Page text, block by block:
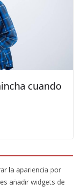
cuando
la apariencia por
añadir widgets de